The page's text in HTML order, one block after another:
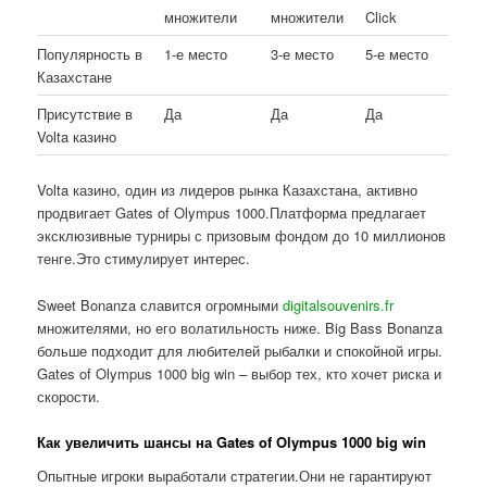
множители
множители
Click
Популярность в
Казахстане
1-е место 3-е место 5-е место
Присутствие в
Volta казино
Да Да Да
Volta казино, один из лидеров рынка Казахстана, активно
продвигает Gates of Olympus 1000.Платформа предлагает
эксклюзивные турниры с призовым фондом до 10 миллионов
тенге.Это стимулирует интерес.
Sweet Bonanza славится огромнымиdigitalsouvenirs.fr
множителями, но его волатильность ниже. Big Bass Bonanza
больше подходит для любителей рыбалки и спокойной игры.
Gates of Olympus 1000 big win – выбор тех, кто хочет риска и
скорости.
Как увеличить шансы на Gates of Olympus 1000 big win
Опытные игроки выработали стратегии.Они не гарантируют